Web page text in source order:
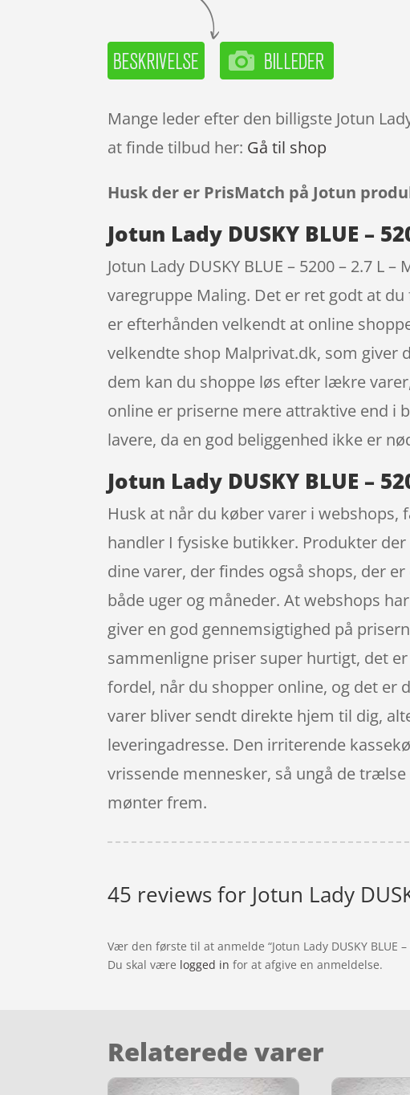
Mange leder efter den billigste Jotun
at finde tilbud her: Gå til shop
Husk der er PrisMatch på Jotun
Jotun Lady DUSKY BLUE –
Jotun Lady DUSKY BLUE – 5200 – 2.7
varegruppe Maling. Det er ret godt at
er efterhånden velkendt at online
velkendte shop Malprivat.dk, som giver
dem kan du shoppe løs efter lækre
online er priserne mere attraktive end i
lavere, da en god beliggenhed ikke er
Jotun Lady DUSKY BLUE –
Husk at når du køber varer i
handler I fysiske butikker. Produkter
dine varer, der findes også shops, der
både uger og måneder. At webshops
giver en god gennemsigtighed på
sammenligne priser super hurtigt, det
fordel, når du shopper online, og det er
varer bliver sendt direkte hjem til dig,
leveringadresse. Den irriterende
vrissende mennesker, så ungå de
mønter frem.
45 reviews for Jotun Lady
Vær den første til at anmelde “Jotun Lady DUSKY BLUE –
Du skal være logged in for at afgive en anmeldelse.
Relaterede varer